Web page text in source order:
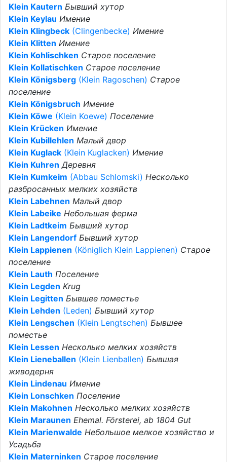
Klein Kautern Бывший хутор
Klein Keylau Имение
Klein Klingbeck (Clingenbecke) Имение
Klein Klitten Имение
Klein Kohlischken Старое поселение
Klein Kollatischken Старое поселение
Klein Königsberg (Klein Ragoschen) Старое
поселение
Klein Königsbruch Имение
Klein Köwe (Klein Koewe) Поселение
Klein Krücken Имение
Klein Kubillehlen Малый двор
Klein Kuglack (Klein Kuglacken) Имение
Klein Kuhren Деревня
Klein Kumkeim (Abbau Schlomski) Несколько
разбросанных мелких хозяйств
Klein Labehnen Малый двор
Klein Labeike Небольшая ферма
Klein Ladtkeim Бывший хутор
Klein Langendorf Бывший хутор
Klein Lappienen (Königlich Klein Lappienen) Старое
поселение
Klein Lauth Поселение
Klein Legden Krug
Klein Legitten Бывшее поместье
Klein Lehden (Leden) Бывший хутор
Klein Lengschen (Klein Lengtschen) Бывшее
поместье
Klein Lessen Несколько мелких хозяйств
Klein Lieneballen (Klein Lienballen) Бывшая
живодерня
Klein Lindenau Имение
Klein Lonschken Поселение
Klein Makohnen Несколько мелких хозяйств
Klein Maraunen Ehemal. Försterei, ab 1804 Gut
Klein Marienwalde Небольшое мелкое хозяйство и
Усадьба
Klein Materninken Старое поселение